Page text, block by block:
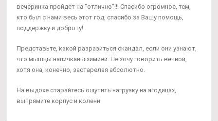
вечеринка пройдет на "отлично"!!! Спасибо огромное, тем,
кто был с нами весь этот год, спасибо за Вашу помощь,
поддержку и доброту!
Представьте, какой разразиться скандал, если они узнают,
что мышцы напичканы химией. Не хочу говорить вечной,
хотя она, конечно, застарелая абсолютно.
На выдохе старайтесь ощутить нагрузку на ягодицах,
выпрямите корпус и колени.